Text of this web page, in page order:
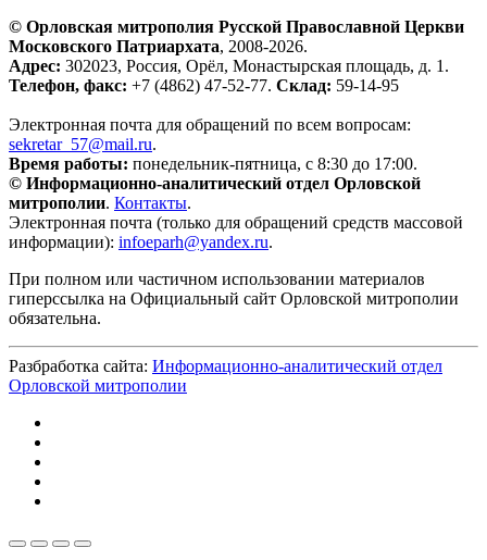
© Орловская митрополия Русской Православной Церкви
Московского Патриархата, 2008-2026.
Адрес: 302023, Россия, Орёл, Монастырская площадь, д. 1.
Телефон, факс: +7 (4862) 47-52-77. Склад: 59-14-95
Электронная почта для обращений по всем вопросам:
sekretar_57@mail.ru.
Время работы: понедельник-пятница, с 8:30 до 17:00.
© Информационно-аналитический отдел Орловской
митрополии. Контакты.
Электронная почта (только для обращений средств массовой
информации): infoeparh@yandex.ru.
При полном или частичном использовании материалов
гиперссылка на Официальный сайт Орловской митрополии
обязательна.
Разбработка сайта: Информационно-аналитический отдел
Орловской митрополии